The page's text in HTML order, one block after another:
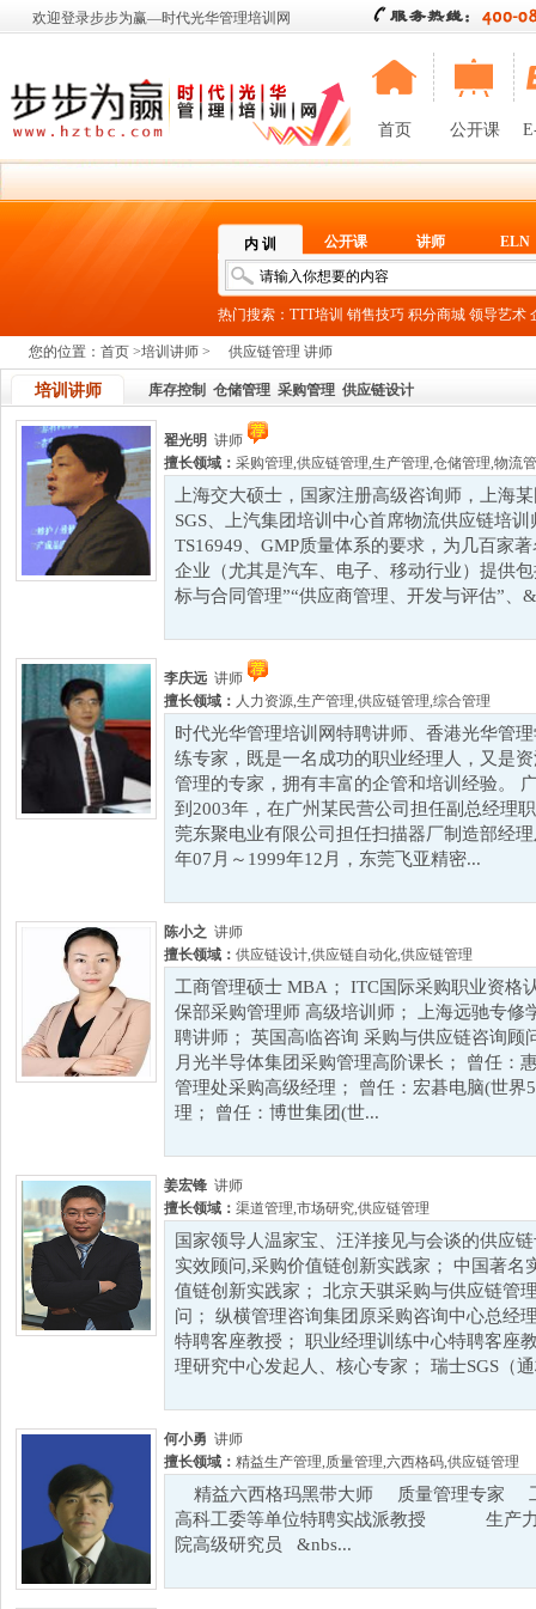
欢迎登录步步为赢—时代光华管理培训网
首页 公开课
内 训 公开课 讲师 ELN
热门搜索： TTT培训 销售技巧 积分商城 领导艺术
您的位置： 首页 >培训讲师 > 供应链管理 讲师
培训讲师 库存控制 仓储管理 采购管理 供应链设计
翟光明 讲师
擅长领域： 采购管理,供应链管理,生产管理,仓储管理,物流
上海交大硕士，国家注册高级咨询师，上海
SGS、上汽集团培训中心首席物流供应链培
TS16949、GMP质量体系的要求，为几百家
企业（尤其是汽车、电子、移动行业）提供
标与合同管理”“供应商管理、开发与评估”、
李庆远 讲师
擅长领域： 人力资源,生产管理,供应链管理,综合管理
时代光华管理培训网特聘讲师、香港光华管
练专家，既是一名成功的职业经理人，又是
管理的专家，拥有丰富的企管和培训经验。
到2003年，在广州某民营公司担任副总经理
莞东聚电业有限公司担任扫描器厂制造部经
年07月～1999年12月，东莞飞亚精密...
陈小之 讲师
擅长领域： 供应链设计,供应链自动化,供应链管理
工商管理硕士 MBA； ITC国际采购职业资格
保部采购管理师 高级培训师； 上海远驰专修
聘讲师； 英国高临咨询 采购与供应链咨询顾
月光半导体集团采购管理高阶课长； 曾任：
管理处采购高级经理； 曾任：宏碁电脑(世界
理； 曾任：博世集团(世...
姜宏锋 讲师
擅长领域： 渠道管理,市场研究,供应链管理
国家领导人温家宝、汪洋接见与会谈的供应
实效顾问,采购价值链创新实践家； 中国著名
值链创新实践家； 北京天骐采购与供应链管
问； 纵横管理咨询集团原采购咨询中心总经
特聘客座教授； 职业经理训练中心特聘客座
理研究中心发起人、核心专家； 瑞士SGS（
何小勇 讲师
擅长领域： 精益生产管理,质量管理,六西格码,供应链管理
精益六西格玛黑带大师 质量管理
高科工委等单位特聘实战派教授 生产力
院高级研究员 &nbs...